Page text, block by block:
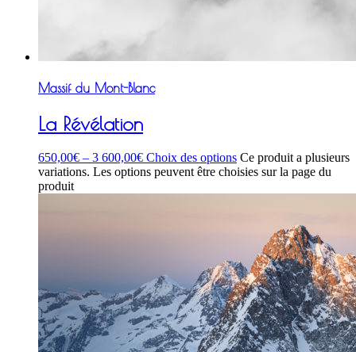
Massif du Mont-Blanc
La Révélation
650,00€ – 3 600,00€ Choix des options Ce produit a plusieurs
variations. Les options peuvent être choisies sur la page du
produit